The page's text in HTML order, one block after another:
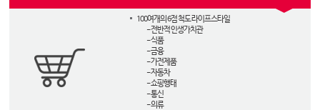
100여개의 6점 척도 라이프스타일
- 전반적 인생가치관
- 식품
- 금융
- 가전제품
- 자동차
- 쇼핑행태
- 통신
- 의류